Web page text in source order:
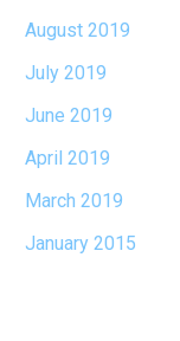
August 2019
July 2019
June 2019
April 2019
March 2019
January 2015